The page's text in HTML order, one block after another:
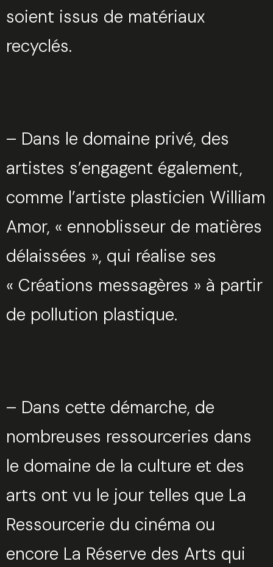
soient issus de matériaux
recyclés.
– Dans le domaine privé, des
artistes s’engagent également,
comme l’artiste plasticien William
Amor, « ennoblisseur de matières
délaissées », qui réalise ses
« Créations messagères » à partir
de pollution plastique.
– Dans cette démarche, de
nombreuses ressourceries dans
le domaine de la culture et des
arts ont vu le jour telles que La
Ressourcerie du cinéma ou
encore La Réserve des Arts qui